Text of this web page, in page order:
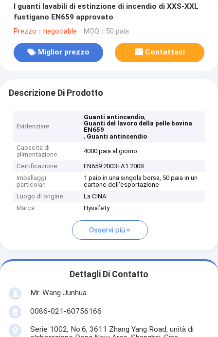
I guanti lavabili di estinzione di incendio di XXS-XXL
fustigano EN659 approvato
Prezzo：negotiable MOQ：50 paia
Miglior prezzo Contattaci
Descrizione Di Prodotto
Evidenziare
Guanti antincendio,
Guanti del lavoro della pelle bovina
EN659
, Guanti antincendio
Capacità di
alimentazione
4000 paia al giorno
Certificazione
EN659:2003+A1:2008
Imballaggi
particolari
1 paio in una singola borsa, 50 paia in un
cartone dell'esportazione
Luogo di origine
La CINA
Marca
Hysafety
Osservi più
Dettagli Di Contatto
Mr. Wang Junhua
0086-021-60756166
Serie 1002, No.6, 3611 Zhang Yang Road, unità di